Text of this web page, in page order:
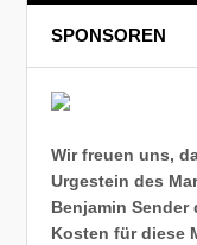
SPONSOREN
Wir freuen uns,
Urgestein des
Benjamin
Kosten für diese